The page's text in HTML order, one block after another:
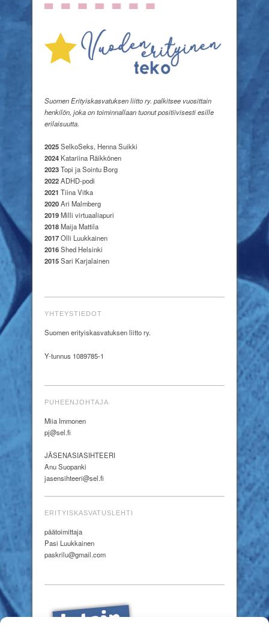
Suomen Erityiskasvatuksen liitto ry. palkitsee vuosittain
henkilön, joka on toiminnallaan tuonut positiivisesti esille
erilaisuutta.
2025SelkoSeks, Henna Suikki
2024 Katariina Räikkönen
2023Topi ja Sointu Borg
2022ADHD-podi
2021 Tiina Vitka
2020Ari Malmberg
2019Milli virtuaaliapuri
2018Maija Mattila
2017Olli Luukkainen
2016Shed Helsinki
2015Sari Karjalainen
YHTEYSTIEDOT
Suomen erityiskasvatuksen liitto ry.
Y-tunnus 1089785-1
PUHEENJOHTAJA
Miia Immonen
pj@sel.fi
JÄSENASIASIHTEERI
Anu Suopanki
jasensihteeri@sel.fi
ERITYISKASVATUSLEHTI
päätoimittaja
Pasi Luukkainen
paskrilu@gmail.com